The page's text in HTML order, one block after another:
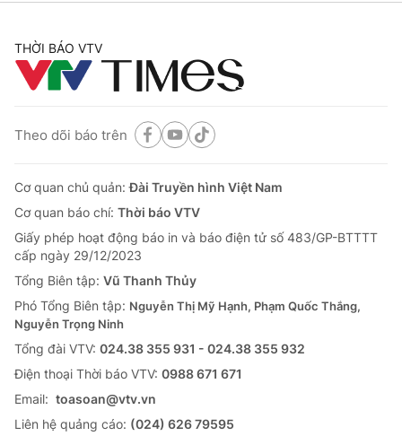
THỜI BÁO VTV
Theo dõi báo trên
Cơ quan chủ quản:Đài Truyền hình Việt Nam
Cơ quan báo chí: Thời báo VTV
Giấy phép hoạt động báo in và báo điện tử số 483/GP-BTTTT
cấp ngày 29/12/2023
Tổng Biên tập: Vũ Thanh Thủy
Phó Tổng Biên tập: Nguyễn Thị Mỹ Hạnh, Phạm Quốc Thắng,
Nguyễn Trọng Ninh
Tổng đài VTV: 024.38 355 931 - 024.38 355 932
Ðiện thoại Thời báo VTV: 0988 671 671
Email: toasoan@vtv.vn
Liên hệ quảng cáo: (024) 626 79595